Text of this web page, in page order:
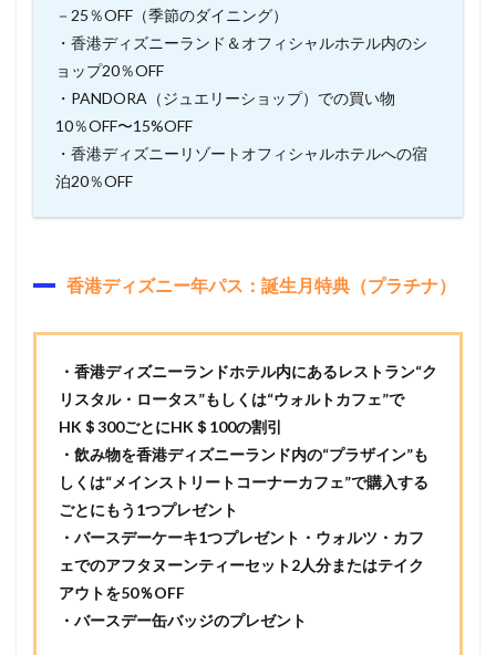
－25％OFF（季節のダイニング）
・香港ディズニーランド＆オフィシャルホテル内のシ
ョップ20％OFF
・PANDORA（ジュエリーショップ）での買い物
10％OFF〜15%OFF
・香港ディズニーリゾートオフィシャルホテルへの宿
泊20％OFF
香港ディズニー年パス：誕生月特典（プラチナ）
・香港ディズニーランドホテル内にあるレストラン“ク
リスタル・ロータス”もしくは“ウォルトカフェ”で
HK＄300ごとにHK＄100の割引
・飲み物を香港ディズニーランド内の“プラザイン”も
しくは“メインストリートコーナーカフェ”で購入する
ごとにもう1つプレゼント
・バースデーケーキ1つプレゼント・ウォルツ・カフ
ェでのアフタヌーンティーセット2人分またはテイク
アウトを50％OFF
・バースデー缶バッジのプレゼント